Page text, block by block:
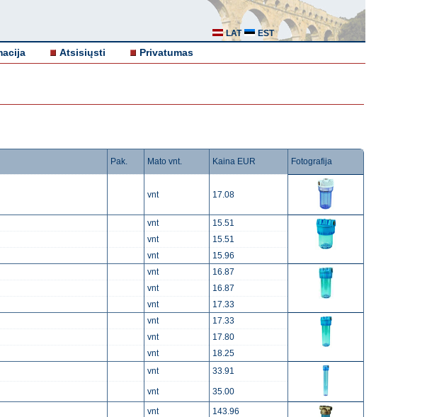
LAT EST
Atsisiųsti Privatumas
Pak. Mato vnt. Kaina EUR Fotografija
vnt 17.08
vnt
15.51
vnt
15.51
vnt
15.96
vnt
16.87
vnt
16.87
vnt
17.33
vnt
17.33
vnt
17.80
vnt
18.25
vnt 33.91
vnt
35.00
vnt 143.96